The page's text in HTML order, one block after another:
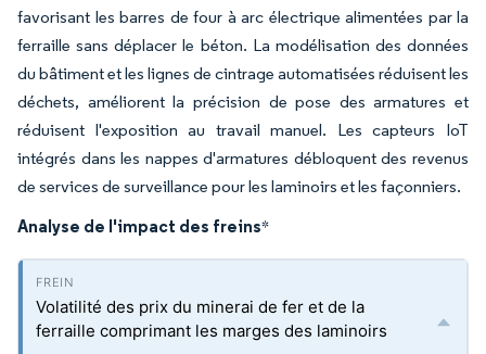
favorisant les barres de four à arc électrique alimentées par la
ferraille sans déplacer le béton. La modélisation des données
du bâtiment et les lignes de cintrage automatisées réduisent les
déchets, améliorent la précision de pose des armatures et
réduisent l'exposition au travail manuel. Les capteurs IoT
intégrés dans les nappes d'armatures débloquent des revenus
de services de surveillance pour les laminoirs et les façonniers.
Analyse de l'impact des freins*
Volatilité des prix du minerai de fer et de la
ferraille comprimant les marges des laminoirs